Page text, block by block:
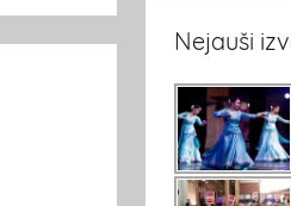
Nejauši